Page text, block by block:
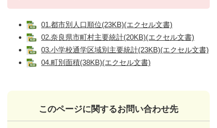
01.都市別人口順位(23KB)(エクセル文書)
02.奈良県市町村主要統計(20KB)(エクセル文書)
03.小学校通学区域別主要統計(23KB)(エクセル文書)
04.町別面積(38KB)(エクセル文書)
このページに関するお問い合わせ先